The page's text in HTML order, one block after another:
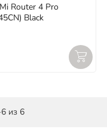
Router 4 Pro
Black
из 6